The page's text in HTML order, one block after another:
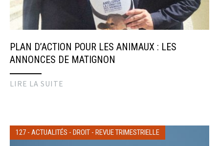
PLAN D’ACTION POUR LES ANIMAUX : LES
ANNONCES DE MATIGNON
LIRE LA SUITE
127 - ACTUALITÉS - DROIT - REVUE TRIMESTRIELLE